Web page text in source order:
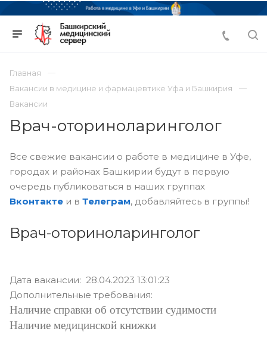
Главная
Вакансии в медицине и фармацевтике Уфа и Башкирия
Вакансии
Врач-оториноларинголог
Все свежие вакансии о работе в медицине в Уфе,
городах и районах Башкирии будут в первую
очередь публиковаться в наших группах
Вконтакте и в Телеграм, добавляйтесь в группы!
Врач-оториноларинголог
Дата вакансии: 28.04.2023 13:01:23
Дополнительные требования:
Наличие справки об отсутствии судимости
Наличие медицинской книжки